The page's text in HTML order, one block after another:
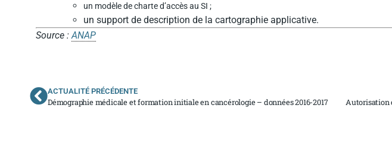
un modèle de charte d’accès au SI ;
un support de description de la cartographie applicative.
Source : ANAP
ACTUALITÉ PRÉCÉDENTE
Démographie médicale et formation initiale en cancérologie – données 2016-2017